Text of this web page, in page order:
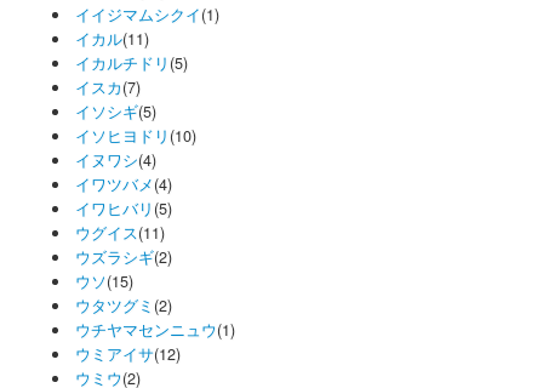
イイジマムシクイ(1)
イカル(11)
イカルチドリ (5)
イスカ(7)
イソシギ(5)
イソヒヨドリ (10)
イヌワシ(4)
イワツバメ(4)
イワヒバリ (5)
ウグイス(11)
ウズラシギ(2)
ウソ(15)
ウタツグミ (2)
ウチヤマセンニュウ(1)
ウミアイサ(12)
ウミウ(2)